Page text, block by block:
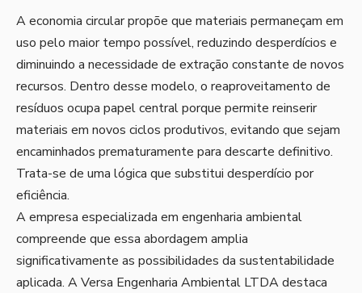
A economia circular propõe que materiais permaneçam em
uso pelo maior tempo possível, reduzindo desperdícios e
diminuindo a necessidade de extração constante de novos
recursos. Dentro desse modelo, o reaproveitamento de
resíduos ocupa papel central porque permite reinserir
materiais em novos ciclos produtivos, evitando que sejam
encaminhados prematuramente para descarte definitivo.
Trata-se de uma lógica que substitui desperdício por
eficiência.
A empresa especializada em engenharia ambiental
compreende que essa abordagem amplia
significativamente as possibilidades da sustentabilidade
aplicada. A Versa Engenharia Ambiental LTDA destaca